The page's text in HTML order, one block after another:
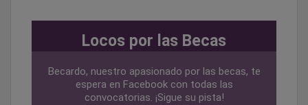
Locos por las Becas
Becardo, nuestro apasionado por las becas, te
espera en Facebook con todas las
convocatorias. ¡Sigue su pista!